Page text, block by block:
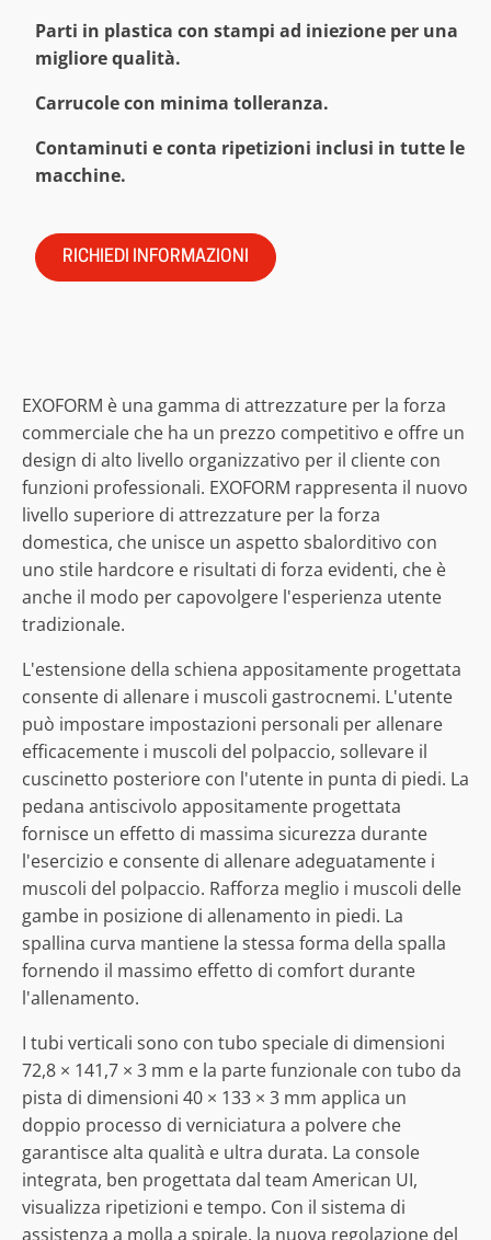
Parti in plastica con stampi ad iniezione per una
migliore qualità.
Carrucole con minima tolleranza.
Contaminuti e conta ripetizioni inclusi in tutte le
macchine.
RICHIEDI INFORMAZIONI
EXOFORM è una gamma di attrezzature per la forza
commerciale che ha un prezzo competitivo e offre un
design di alto livello organizzativo per il cliente con
funzioni professionali. EXOFORM rappresenta il nuovo
livello superiore di attrezzature per la forza
domestica, che unisce un aspetto sbalorditivo con
uno stile hardcore e risultati di forza evidenti, che è
anche il modo per capovolgere l'esperienza utente
tradizionale.
L'estensione della schiena appositamente progettata
consente di allenare i muscoli gastrocnemi. L'utente
può impostare impostazioni personali per allenare
efficacemente i muscoli del polpaccio, sollevare il
cuscinetto posteriore con l'utente in punta di piedi. La
pedana antiscivolo appositamente progettata
fornisce un effetto di massima sicurezza durante
l'esercizio e consente di allenare adeguatamente i
muscoli del polpaccio. Rafforza meglio i muscoli delle
gambe in posizione di allenamento in piedi. La
spallina curva mantiene la stessa forma della spalla
fornendo il massimo effetto di comfort durante
l'allenamento.
I tubi verticali sono con tubo speciale di dimensioni
72,8 × 141,7 × 3 mm e la parte funzionale con tubo da
pista di dimensioni 40 × 133 × 3 mm applica un
doppio processo di verniciatura a polvere che
garantisce alta qualità e ultra durata. La console
integrata, ben progettata dal team American UI,
visualizza ripetizioni e tempo. Con il sistema di
assistenza a molla a spirale, la nuova regolazione del